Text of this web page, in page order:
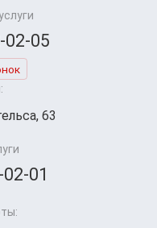
02-05
63
01